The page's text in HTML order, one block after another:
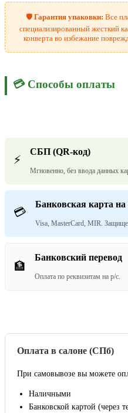
🛡️Гарантия упаковки: Все
специализированный жесткий
конверта во избежание
💳 Способы оплаты
⚡
СБП (QR-код)
Мгновенно, без ввода данных
💳
Банковская карта на
Visa, MasterCard, MIR.
🏦
Банковский перевод
Оплата по реквизитам на р/с.
Оплата в салоне (СПб)
При самовывозе вы можете
Наличными
Банковской картой (через